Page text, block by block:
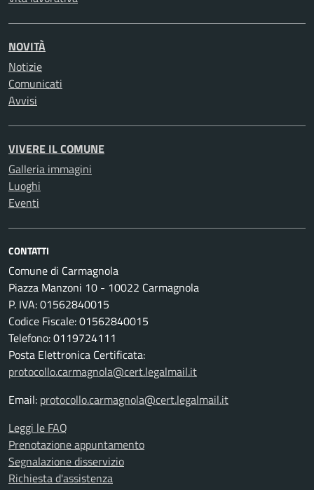
NOVITÀ
Notizie
Comunicati
Avvisi
VIVERE IL COMUNE
Galleria immagini
Luoghi
Eventi
CONTATTI
Comune di Carmagnola
Piazza Manzoni 10 - 10022 Carmagnola
P. IVA: 01562840015
Codice Fiscale: 01562840015
Telefono: 0119724111
Posta Elettronica Certificata:
protocollo.carmagnola@cert.legalmail.it
Email: protocollo.carmagnola@cert.legalmail.it
Leggi le FAQ
Prenotazione appuntamento
Segnalazione disservizio
Richiesta d'assistenza